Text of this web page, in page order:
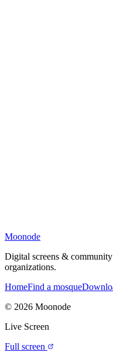
Moonode
Digital screens &
organizations.
HomeFind a mosque
© 2026 Moonode
Live Screen
Full screen